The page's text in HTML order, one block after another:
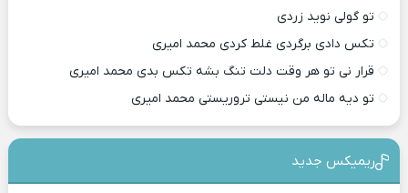
تو گولی نوید زردی
تکس دادی برگردی غلط کردی محمد امیری
قرار نی تو هر وقت دلت تنگ بشه تکس بدی محمد امیری
تو دیه ماله من نیستی تروریستی محمد امیری
ریمیکس جدید